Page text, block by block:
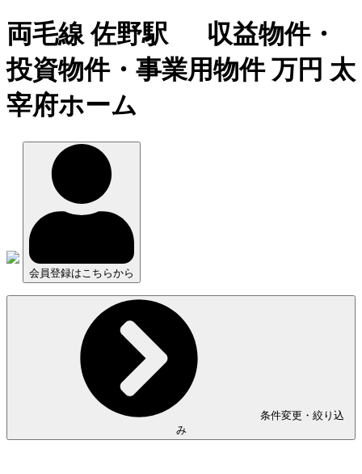
両毛線 佐野駅 収益物件・
投資物件・事業用物件 万円 太
宰府ホーム
会員登録はこちらから
条件変更・絞り込
み